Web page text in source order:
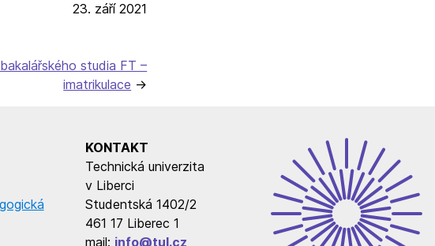
23. září 2021
studia FT –
imatrikulace
KONTAKT
Technická univerzita
v Liberci
Studentská 1402/2
461 17 Liberec 1
mail: info@tul.cz